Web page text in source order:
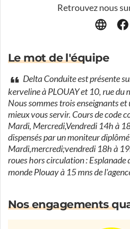
Retrouvez nous
Le mot de l'équipe
Delta Conduite est présente
kerveline à PLOUAY et 10, rue du
Nous sommes trois enseignants
mieux vous servir. Cours de code
Mardi, Mercredi,Vendredi 14h à
dispensés par un moniteur
Mardi,mercredi;vendredi 18h à
roues hors circulation : Esplanade
monde Plouay à 15 mns de
Nos engagements